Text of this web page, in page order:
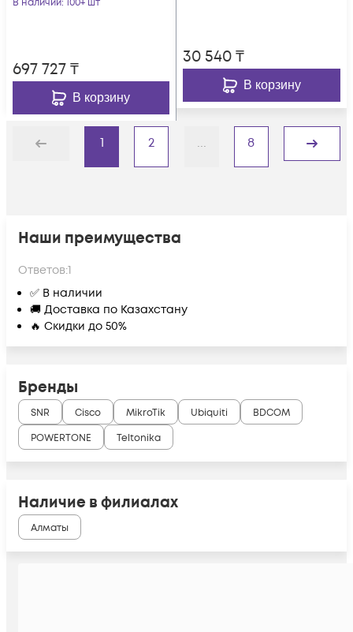
В наличии: 100+ шт
697 727₸
В корзину
30 540₸
В корзину
Назад
1 2 ... 8
Дальше
Наши преимущества
Ответов:1
✅ В наличии
🚚 Доставка по Казахстану
🔥 Скидки до 50%
Бренды
SNR Cisco MikroTik Ubiquiti
BDCOM
POWERTONE
Teltonika
Наличие в филиалах
Алматы